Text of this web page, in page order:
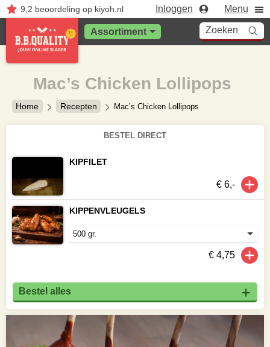
9,2 beoordelingop kiyoh.nl Inloggen Menu
Assortiment Zoeken
Home Recepten Mac’s Chicken Lollipops
Mac’s Chicken Lollipops
BESTEL DIRECT
KIPFILET
€ 6,-
KIPPENVLEUGELS
€ 4,75
Bestel alles